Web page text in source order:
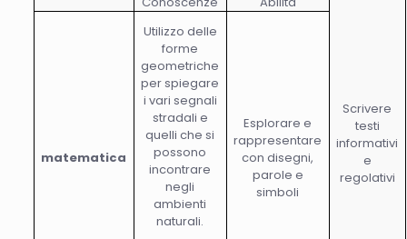
Scrivere
testi
informativi
e
regolativi
matematica
Utilizzo delle
forme
geometriche
per spiegare
i vari segnali
stradali e
quelli che si
possono
incontrare
negli
ambienti
naturali.
Esplorare e
rappresentare
con disegni,
parole e
simboli